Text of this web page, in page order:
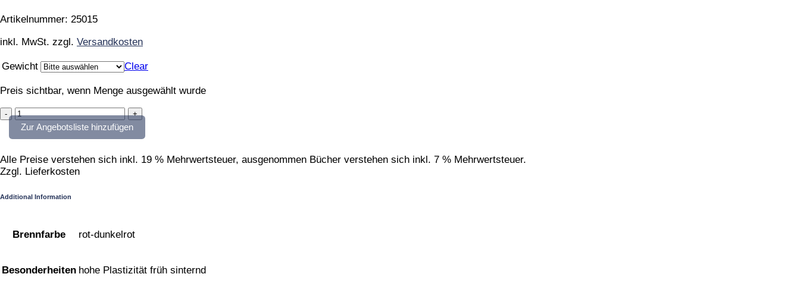
Artikelnummer: 25015
inkl. MwSt. zzgl. Versandkosten
Gewicht Clear
Preis sichtbar, wenn Menge ausgewählt wurde
Nr.
fett
Zur Angebotsliste hinzufügen
Alle Preise verstehen sich inkl. 19 % Mehrwertsteuer, ausgenommen Bücher verstehen sich inkl. 7 % Mehrwertsteuer.
Zzgl. Lieferkosten
Additional Information
Brennfarbe rot-dunkelrot
Besonderheiten hohe Plastizität früh sinternd